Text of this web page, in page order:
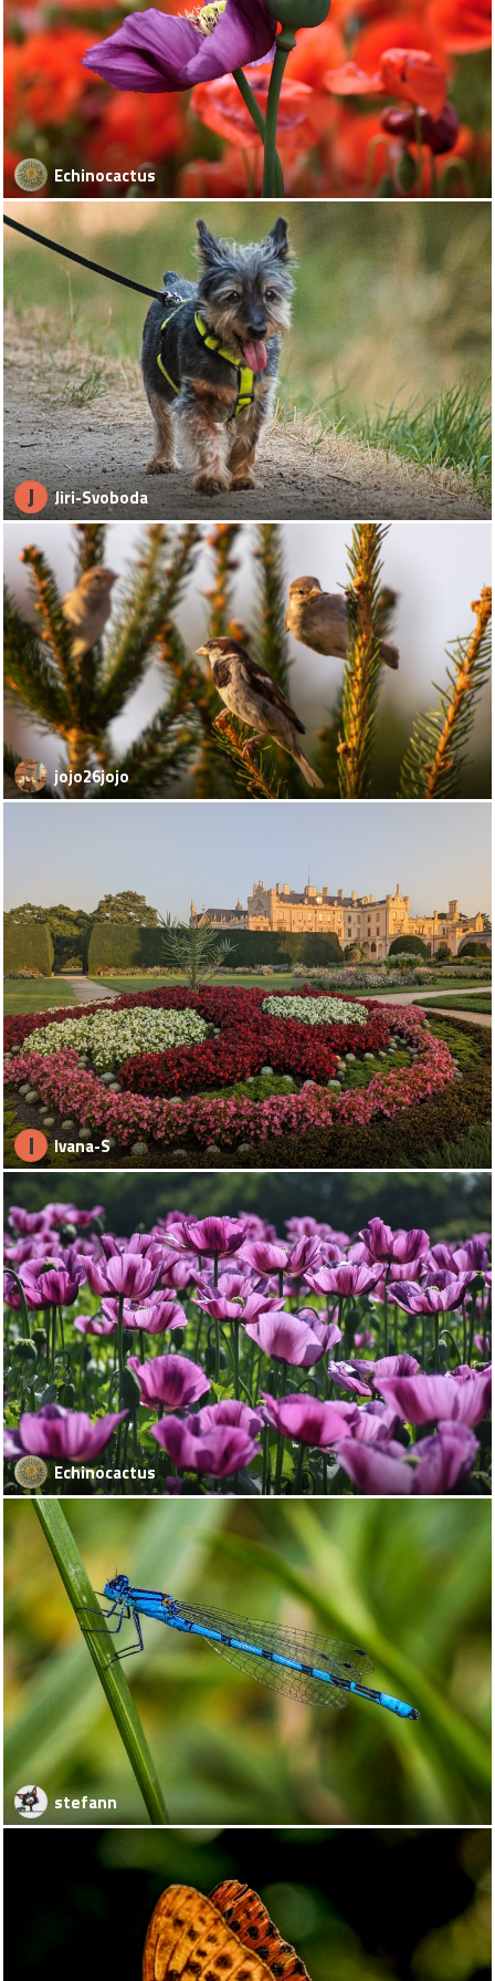
Echinocactus
J Jiri-Svoboda
jojo26jojo
I Ivana-S
Echinocactus
stefann